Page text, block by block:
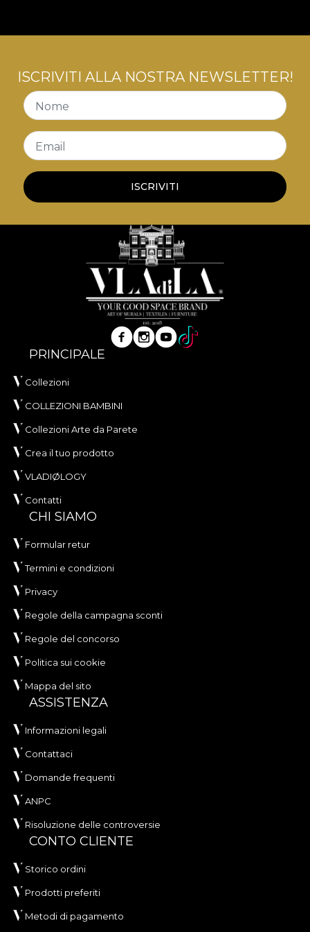
ISCRIVITI ALLA NOSTRA NEWSLETTER!
Nome
Email
ISCRIVITI
PRINCIPALE
Collezioni
COLLEZIONI BAMBINI
Collezioni Arte da Parete
Crea il tuo prodotto
VLADIØLOGY
Contatti
CHI SIAMO
Formular retur
Termini e condizioni
Privacy
Regole della campagna sconti
Regole del concorso
Politica sui cookie
Mappa del sito
ASSISTENZA
Informazioni legali
Contattaci
Domande frequenti
ANPC
Risoluzione delle controversie
CONTO CLIENTE
Storico ordini
Prodotti preferiti
Metodi di pagamento